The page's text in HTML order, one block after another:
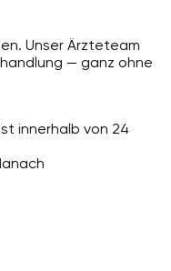
Unser Ärzteteam
— ganz ohne
innerhalb von 24